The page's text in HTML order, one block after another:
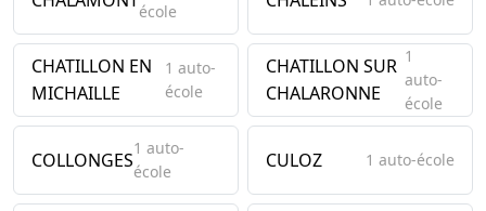
école
CHATILLON EN
MICHAILLE
1 auto-
école
CHATILLON SUR
CHALARONNE
1
auto-
école
COLLONGES1 auto-
école
CULOZ 1 auto-école